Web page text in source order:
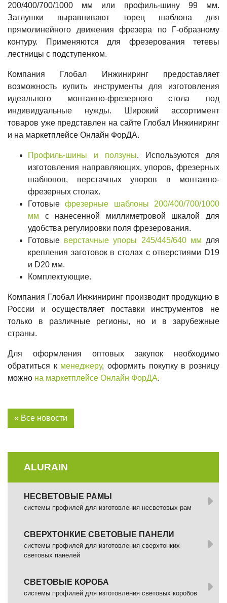
200/400/700/1000 мм или профиль-шину 99 мм.
Заглушки выравнивают торец шаблона для
прямолинейного движения фрезера по Г-образному
контуру. Применяются для фрезерования тетевы
лестницы с подступенком.
Компания Глобал Инжиниринг предоставляет
возможность купить инструменты для изготовления
идеального монтажно-фрезерного стола под
индивидуальные нужды. Широкий ассортимент
товаров уже представлен на сайте Глобал Инжиниринг
и на маркетплейсе Онлайн ФорДА.
Профиль-шины и ползуны. Используются для
изготовления направляющих, упоров, фрезерных
шаблонов, верстачных упоров в монтажно-
фрезерных столах.
Готовыефрезерные шаблоны 200/400/700/1000
мм с нанесенной миллиметровой шкалой для
удобства регулировки поля фрезерования.
Готовые верстачные упоры 245/445/640 мм для
крепления заготовок в столах с отверстиями D19
и D20 мм.
Комплектующие.
Компания Глобал Инжиниринг производит продукцию в
России и осуществляет поставки инструментов не
только в различные регионы, но и в зарубежные
страны.
Для оформления оптовых закупок необходимо
обратиться к менеджеру, оформить покупку в розницу
можно на маркетплейсе Онлайн ФорДА.
« Все новости
ALURAIN
НЕСВЕТОВЫЕ РАМЫ
системы профилей для изготовления несветовых рам
СВЕРХТОНКИЕ СВЕТОВЫЕ ПАНЕЛИ
системы профилей для изготовления сверхтонких
световых панелей
СВЕТОВЫЕ КОРОБА
системы профилей для изготовления световых коробов